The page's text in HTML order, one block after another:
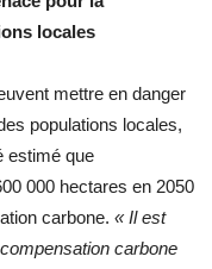
locales
mettre en danger
populations locales,
estimé que
000 hectares en 2050
carbone. « Il est
carbone